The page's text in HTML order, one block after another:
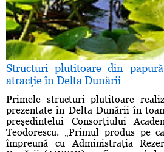
Structuri plutitoare din
atracţie în Delta Dunării
Primele structuri plutitoare
prezentate în Delta Dunării în
preşedintelui Consorţiului
Teodorescu. „Primul produs pe
împreună cu Administraţia